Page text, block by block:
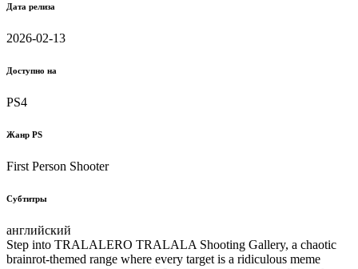
Дата релиза
2026-02-13
Доступно на
PS4
Жанр PS
First Person Shooter
Субтитры
английский
Step into TRALALERO TRALALA Shooting Gallery, a chaotic
brainrot-themed range where every target is a ridiculous meme